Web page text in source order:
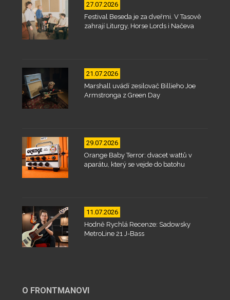
27.07.2026
Festival Beseda je za dveřmi. V Tasově
zahrají Liturgy, Horse Lords i Načeva
21.07.2026
Marshall uvádí zesilovač Billieho Joe
Armstronga z Green Day
29.07.2026
Orange Baby Terror: dvacet wattů v
aparátu, který se vejde do batohu
11.07.2026
Hodně Rychlá Recenze: Sadowsky
MetroLine 21 J-Bass
O FRONTMANOVI